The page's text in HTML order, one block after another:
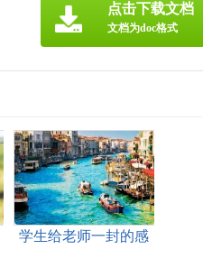
点击下载文档
文档为doc格式
学生给老师一封的感